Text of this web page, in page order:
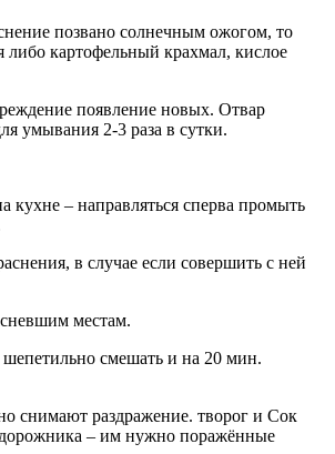
позвано солнечным ожогом, то
картофельный крахмал, кислое
появление новых. Отвар
умывания 2-3 раза в сутки.
кухне – направляться сперва промыть
в случае если совершить с ней
местам.
смешать и на 20 мин.
снимают раздражение. творог и Сок
– им нужно поражённые